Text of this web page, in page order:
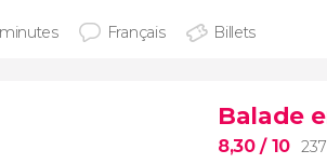
Français Billets
Balade
8,30/ 10